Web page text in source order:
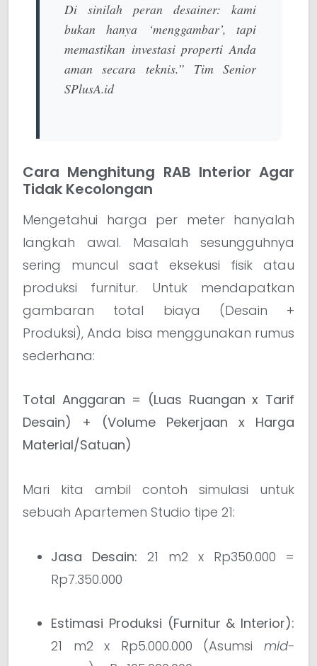
Di sinilah peran desainer: kami
bukan hanya ‘menggambar’, tapi
memastikan investasi properti Anda
aman secara teknis.” Tim Senior
SPlusA.id
Cara Menghitung RAB Interior Agar
Tidak Kecolongan
Mengetahui harga per meter hanyalah
langkah awal. Masalah sesungguhnya
sering muncul saat eksekusi fisik atau
produksi furnitur. Untuk mendapatkan
gambaran total biaya (Desain +
Produksi), Anda bisa menggunakan rumus
sederhana:
Total Anggaran = (Luas Ruangan x Tarif
Desain) + (Volume Pekerjaan x Harga
Material/Satuan)
Mari kita ambil contoh simulasi untuk
sebuah Apartemen Studio tipe 21:
Jasa Desain: 21 m2 x Rp350.000 =
Rp7.350.000
Estimasi Produksi (Furnitur & Interior):
21 m2 x Rp5.000.000 (Asumsi mid-